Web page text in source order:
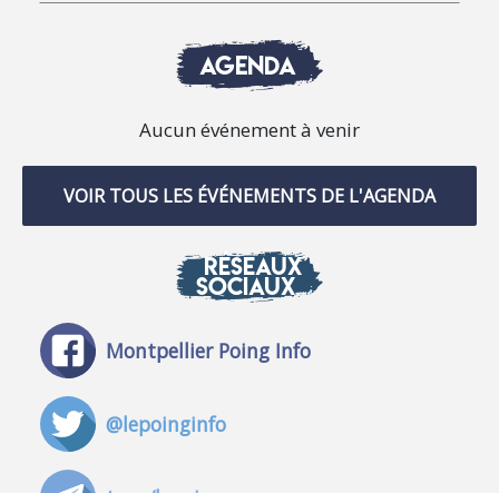
AGENDA
Aucun événement à venir
VOIR TOUS LES ÉVÉNEMENTS DE L'AGENDA
RÉSEAUX
SOCIAUX
Montpellier Poing Info
@lepoinginfo